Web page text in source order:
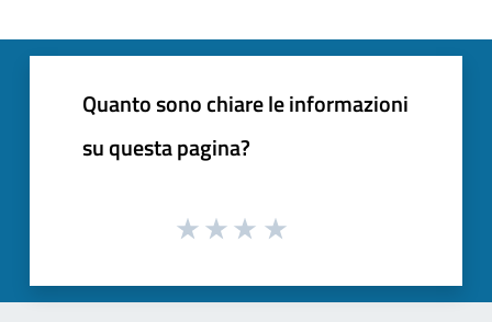
Quanto sono chiare le informazioni
su questa pagina?